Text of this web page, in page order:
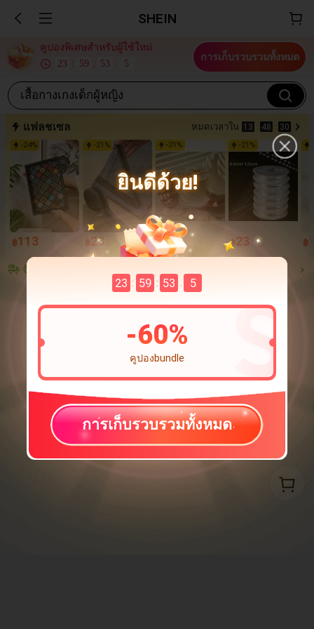
SHEIN
เสื้อกางเกงเด็กผู้หญิง
คูปองพิเศษสำหรับผู้ใช้ใหม่
23 : 59 : 53 . 4
การเก็บรวบรวมทั้งหมด
ยินดีด้วย!
23 : 59 : 53 . 4
-60%
คูปองbundle
การเก็บรวบรวมทั้งหมด
แฟลชเซล หมดเวลาใน 13 : 48 : 30
-24%
฿113
-21 %
฿23
-21 %
฿110
-21 %
฿23 ฿
จัดส่งฟรี